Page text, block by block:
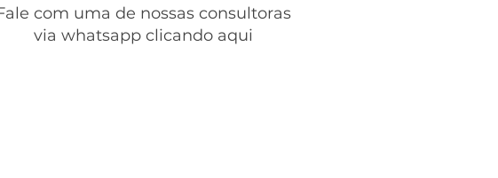
com uma de nossas consultoras
via whatsapp clicando aqui